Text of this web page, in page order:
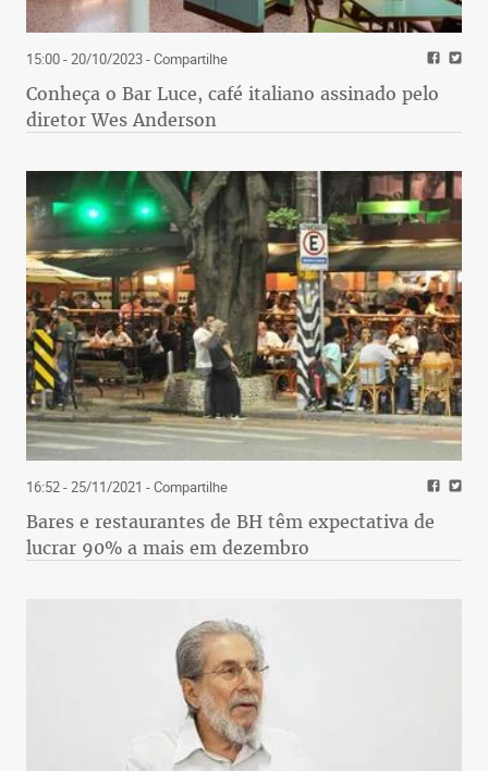
15:00 - 20/10/2023- Compartilhe
Conheça o Bar Luce, café italiano assinado pelo
diretor Wes Anderson
16:52 - 25/11/2021 - Compartilhe
Bares e restaurantes de BH têm expectativa de
lucrar 90% a mais em dezembro